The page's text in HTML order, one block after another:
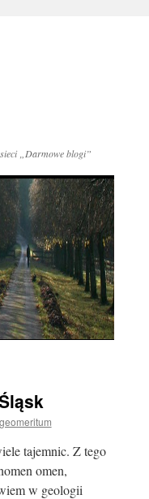
„Darmowe blogi”
geomeritum
tajemnic. Z tego
omen,
w geologii